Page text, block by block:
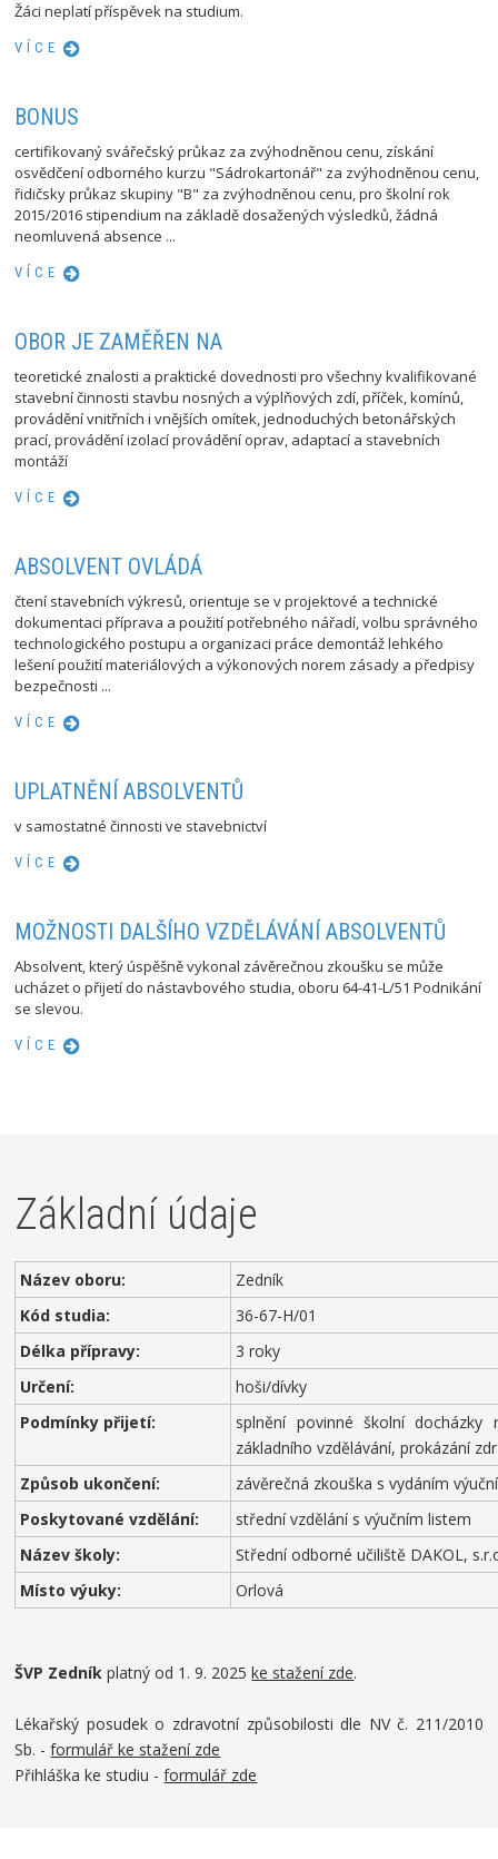
Žáci neplatí příspěvek na studium.
VÍCE
BONUS
certifikovaný svářečský průkaz za zvýhodněnou cenu, získání
osvědčení odborného kurzu "Sádrokartonář" za zvýhodněnou cenu,
řidičsky průkaz skupiny "B" za zvýhodněnou cenu, pro školní rok
2015/2016 stipendium na základě dosažených výsledků, žádná
neomluvená absence ...
VÍCE
OBOR JE ZAMĚŘEN NA
teoretické znalosti a praktické dovednosti pro všechny kvalifikované
stavební činnosti stavbu nosných a výplňových zdí, příček, komínů,
provádění vnitřních i vnějších omítek, jednoduchých betonářských
prací, provádění izolací provádění oprav, adaptací a stavebních
montáží
VÍCE
ABSOLVENT OVLÁDÁ
čtení stavebních výkresů, orientuje se v projektové a technické
dokumentaci příprava a použití potřebného nářadí, volbu správného
technologického postupu a organizaci práce demontáž lehkého
lešení použití materiálových a výkonových norem zásady a předpisy
bezpečnosti ...
VÍCE
UPLATNĚNÍ ABSOLVENTŮ
v samostatné činnosti ve stavebnictví
VÍCE
MOŽNOSTI DALŠÍHO VZDĚLÁVÁNÍ ABSOLVENTŮ
Absolvent, který úspěšně vykonal závěrečnou zkoušku se může
ucházet o přijetí do nástavbového studia, oboru 64-41-L/51 Podnikání
se slevou.
VÍCE
Základní údaje
Název oboru:
Zedník
Kód studia:
36-67-H/01
Délka přípravy:
3 roky
Určení:
hoši/dívky
Podmínky přijetí:
splnění povinné školní docházky
základního vzdělávání, prokázání
Způsob ukončení:
závěrečná zkouška s vydáním
Poskytované vzdělání:
střední vzdělání s výučním listem
Název školy:
Střední odborné učiliště DAKOL,
Místo výuky:
Orlová
ŠVP Zedník platný od 1. 9. 2025ke stažení zde.
Lékařský posudek o zdravotní způsobilosti dle NV č. 211/2010
Sb. -formulář ke stažení zde
Přihláška ke studiu -formulář zde